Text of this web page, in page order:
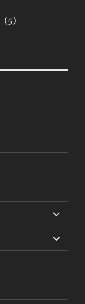
(5)
サ
ブ
メ
ニ
ュ
ー
開
サ
ブ
メ
ー
開